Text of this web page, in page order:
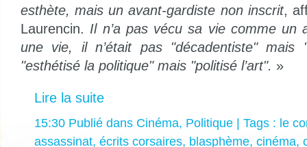
esthète, mais un avant-gardiste non inscrit,
Laurencin. Il n’a pas vécu sa vie comme un
une vie, il n’était pas "décadentiste" mais
"esthétisé la politique" mais "politisé l’art". »
Lire la suite
15:30 Publié dans Cinéma, Politique | Tags : le
assassinat, écrits corsaires, blasphème, cinéma,